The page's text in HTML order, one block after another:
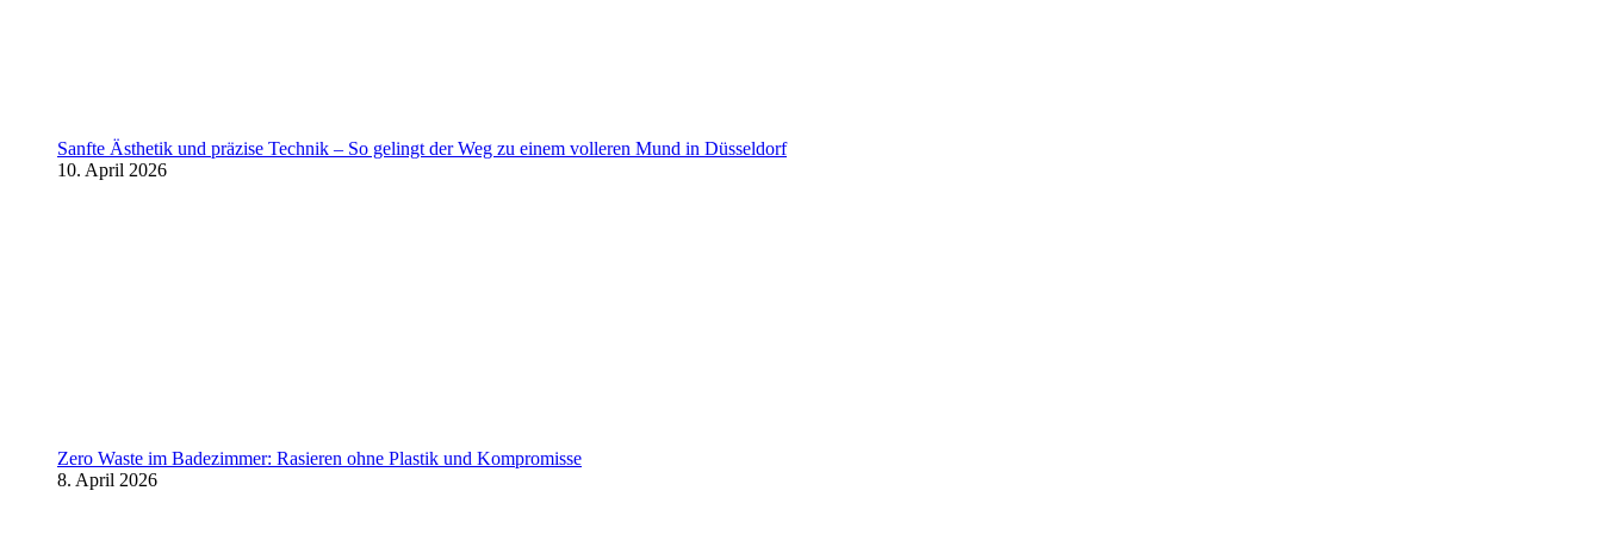
Sanfte Ästhetik und präzise Technik – So gelingt der Weg zu einem volleren Mund in Düsseldorf
10. April 2026
Zero Waste im Badezimmer: Rasieren ohne Plastik und Kompromisse
8. April 2026